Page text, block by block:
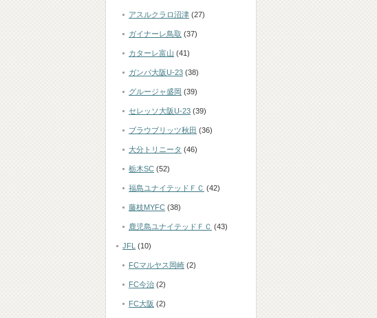
アスルクラロ沼津 (27)
ガイナーレ鳥取 (37)
カターレ富山 (41)
ガンバ大阪U-23 (38)
グルージャ盛岡 (39)
セレッソ大阪U-23 (39)
ブラウブリッツ秋田 (36)
大分トリニータ (46)
栃木SC (52)
福島ユナイテッドＦＣ (42)
藤枝MYFC (38)
鹿児島ユナイテッドＦＣ (43)
JFL (10)
FCマルヤス岡崎 (2)
FC今治 (2)
FC大阪 (2)